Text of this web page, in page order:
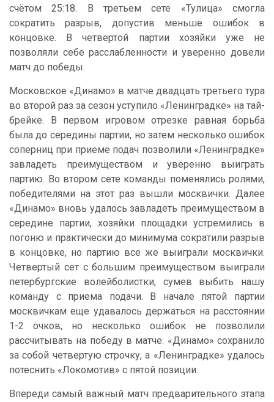
счётом 25:18. В третьем сете «Тулица» смогла
сократить разрыв, допустив меньше ошибок в
концовке. В четвертой партии хозяйки уже не
позволяли себе расслабленности и уверенно довели
матч до победы.
Московское «Динамо» в матче двадцать третьего тура
во второй раз за сезон уступило «Ленинградке» на тай-
брейке. В первом игровом отрезке равная борьба
была до середины партии, но затем несколько ошибок
соперниц при приеме подач позволили «Ленинградке»
завладеть преимуществом и уверенно выиграть
партию. Во втором сете команды поменялись ролями,
победителями на этот раз вышли москвички. Далее
«Динамо» вновь удалось завладеть преимуществом в
середине партии, хозяйки площадки устремились в
погоню и практически до минимума сократили разрыв
в концовке, но партию все же выиграли москвички.
Четвертый сет с большим преимуществом выиграли
петербургские волейболистки, сумев выбить нашу
команду с приема подачи. В начале пятой партии
москвичкам еще удавалось держаться на расстоянии
1-2 очков, но несколько ошибок не позволили
рассчитывать на победу в матче. «Динамо» сохранило
за собой четвертую строчку, а «Ленинградке» удалось
потеснить «Локомотив» с пятой позиции.
Впереди самый важный матч предварительного этапа